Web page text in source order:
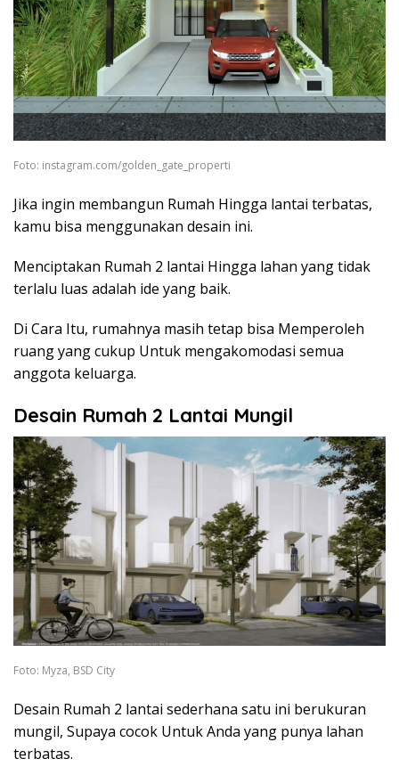
Foto: instagram.com/golden_gate_properti
Jika ingin membangun Rumah Hingga lantai terbatas,
kamu bisa menggunakan desain ini.
Menciptakan Rumah 2 lantai Hingga lahan yang tidak
terlalu luas adalah ide yang baik.
Di Cara Itu, rumahnya masih tetap bisa Memperoleh
ruang yang cukup Untuk mengakomodasi semua
anggota keluarga.
Desain Rumah 2 Lantai Mungil
Foto: Myza, BSD City
Desain Rumah 2 lantai sederhana satu ini berukuran
mungil, Supaya cocok Untuk Anda yang punya lahan
terbatas.